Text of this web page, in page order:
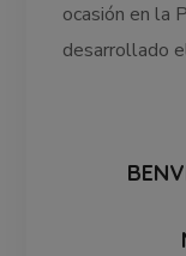
ocasión en la
desarrollado